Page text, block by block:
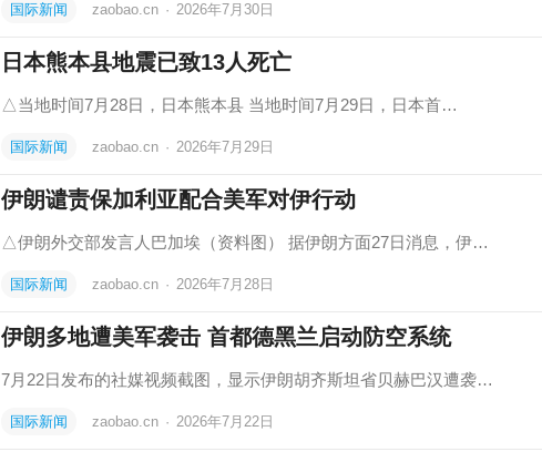
国际新闻 zaobao.cn · 2026年7月30日
日本熊本县地震已致13人死亡
△当地时间7月28日，日本熊本县 当地时间7月29日，日本首…
国际新闻 zaobao.cn · 2026年7月29日
伊朗谴责保加利亚配合美军对伊行动
△伊朗外交部发言人巴加埃（资料图） 据伊朗方面27日消息，伊…
国际新闻 zaobao.cn · 2026年7月28日
伊朗多地遭美军袭击 首都德黑兰启动防空系统
7月22日发布的社媒视频截图，显示伊朗胡齐斯坦省贝赫巴汉遭袭…
国际新闻 zaobao.cn · 2026年7月22日